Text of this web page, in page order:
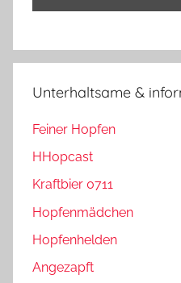
Unterhaltsame &
Feiner Hopfen
HHopcast
Kraftbier 0711
Hopfenmädchen
Hopfenhelden
Angezapft